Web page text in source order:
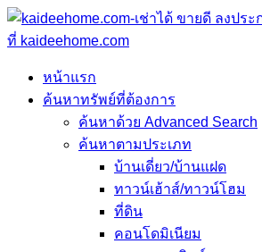
หน้าแรก
ค้นหาทรัพย์ที่ต้องการ
ค้นหาด้วย Advanced Search
ค้นหาตามประเภท
บ้านเดี่ยว/บ้านแฝด
ทาวน์เฮ้าส์/ทาวน์โฮม
ที่ดิน
คอนโดมิเนียม